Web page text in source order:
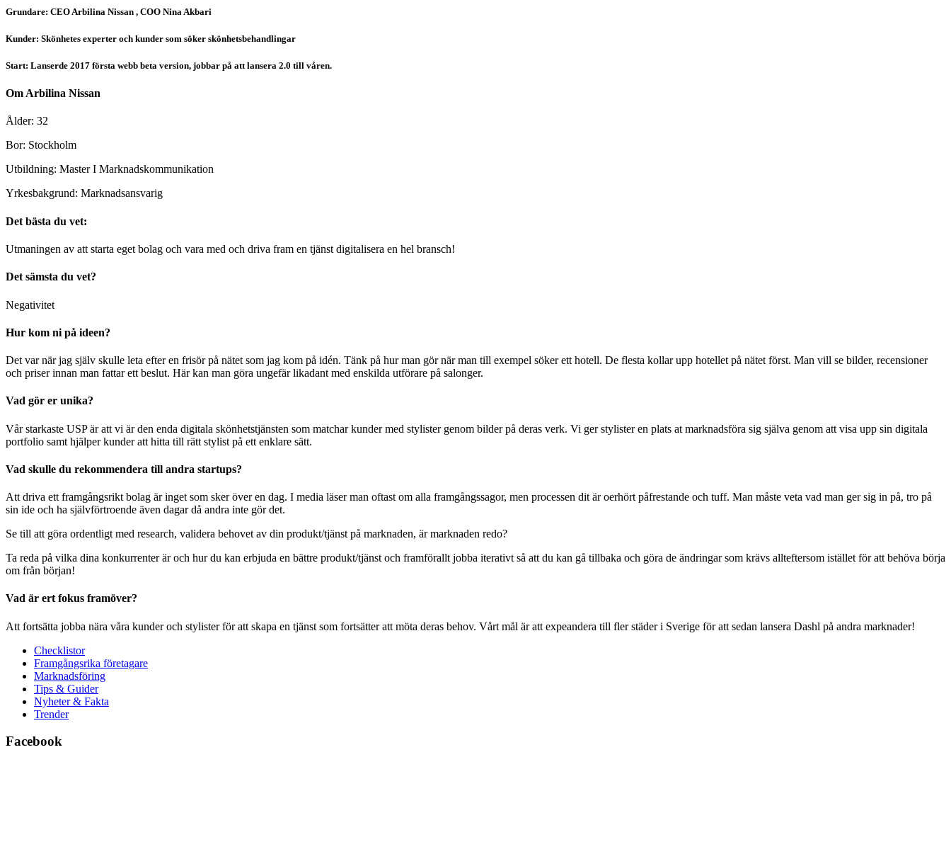
Grundare: CEO Arbilina Nissan , COO Nina Akbari
Kunder: Skönhetes experter och kunder som söker skönhetsbehandlingar
Start: Lanserde 2017 första webb beta version, jobbar på att lansera 2.0 till våren.
Om Arbilina Nissan
Ålder: 32
Bor: Stockholm
Utbildning: Master I Marknadskommunikation
Yrkesbakgrund: Marknadsansvarig
Det bästa du vet:
Utmaningen av att starta eget bolag och vara med och driva fram en tjänst digitalisera en hel bransch!
Det sämsta du vet?
Negativitet
Hur kom ni på ideen?
Det var när jag själv skulle leta efter en frisör på nätet som jag kom på idén. Tänk på hur man gör när man till exempel söker ett hotell. De flesta kollar upp hotellet på nätet först. Man vill se bilder, recensioner
och priser innan man fattar ett beslut. Här kan man göra ungefär likadant med enskilda utförare på salonger.
Vad gör er unika?
Vår starkaste USP är att vi är den enda digitala skönhetstjänsten som matchar kunder med stylister genom bilder på deras verk. Vi ger stylister en plats at marknadsföra sig själva genom att visa upp sin digitala
portfolio samt hjälper kunder att hitta till rätt stylist på ett enklare sätt.
Vad skulle du rekommendera till andra startups?
Att driva ett framgångsrikt bolag är inget som sker över en dag. I media läser man oftast om alla framgångssagor, men processen dit är oerhört påfrestande och tuff. Man måste veta vad man ger sig in på, tro på
sin ide och ha självförtroende även dagar då andra inte gör det.
Se till att göra ordentligt med research, validera behovet av din produkt/tjänst på marknaden, är marknaden redo?
Ta reda på vilka dina konkurrenter är och hur du kan erbjuda en bättre produkt/tjänst och framförallt jobba iterativt så att du kan gå tillbaka och göra de ändringar som krävs allteftersom istället för att behöva börja
om från början!
Vad är ert fokus framöver?
Att fortsätta jobba nära våra kunder och stylister för att skapa en tjänst som fortsätter att möta deras behov. Vårt mål är att expeandera till fler städer i Sverige för att sedan lansera Dashl på andra marknader!
Checklistor
Framgångsrika företagare
Marknadsföring
Tips & Guider
Nyheter & Fakta
Trender
Facebook